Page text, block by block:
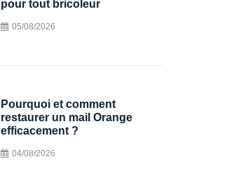
pour tout bricoleur
05/08/2026
Pourquoi et comment
restaurer un mail Orange
efficacement ?
04/08/2026